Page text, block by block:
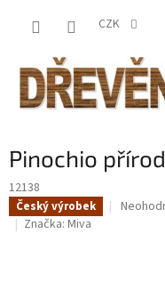
CZK
Pinochio
12138
Český výrobek
Značka: Miva